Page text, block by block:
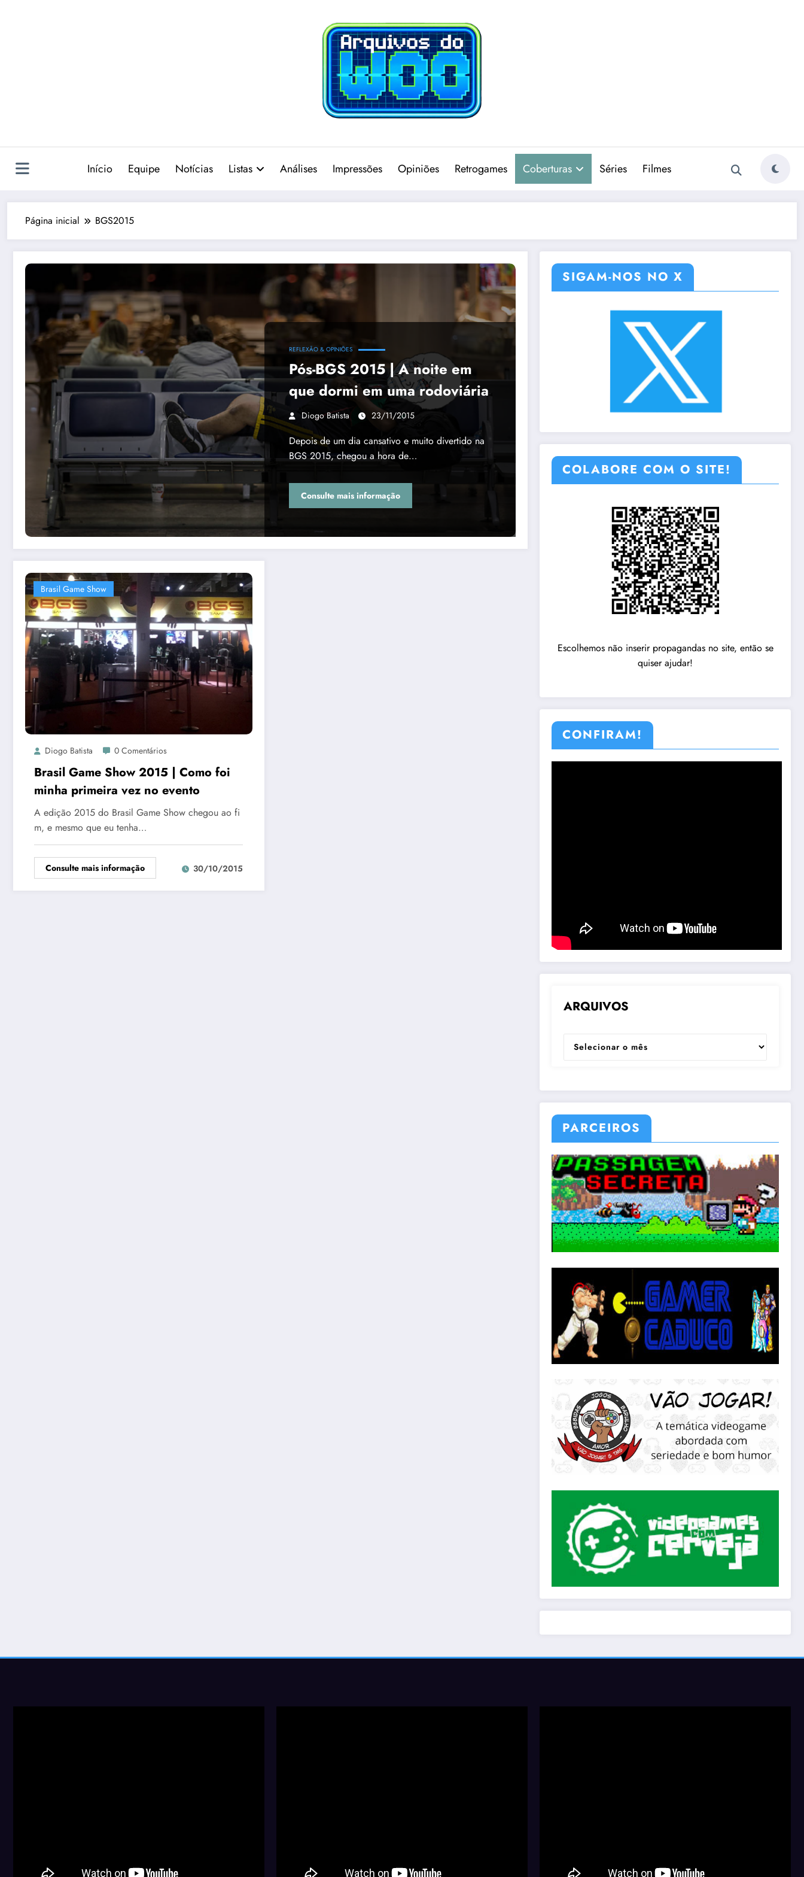
Início Equipe Notícias Listas Análises Impressões Opiniões Retrogames Coberturas Séries Filmes
Página inicial BGS2015
REFLEXÃO & OPINIÕES
Pós-BGS 2015 | A noite em
que dormi em uma rodoviária
Diogo Batista 23/11/2015
Depois de um dia cansativo e muito divertido na
BGS 2015, chegou a hora de…
Consulte mais informação
Brasil Game Show
Diogo Batista 0 Comentários
Brasil Game Show 2015 | Como foi
minha primeira vez no evento
A edição 2015 do Brasil Game Show chegou ao fi
m, e mesmo que eu tenha…
Consulte mais informação 30/10/2015
SIGAM-NOS NO X
COLABORE COM O SITE!
Escolhemos não inserir propagandas no site, então se
quiser ajudar!
CONFIRAM!
ARQUIVOS
ARQUIVOS
PARCEIROS